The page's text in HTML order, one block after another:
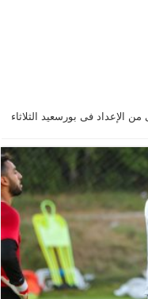
من الإعداد فى بورسعيد الثلاثاء